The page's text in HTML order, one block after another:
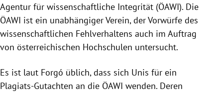
Agentur für wissenschaftliche Integrität (ÖAWI). Die
ÖAWI ist ein unabhängiger Verein, der Vorwürfe des
wissenschaftlichen Fehlverhaltens auch im Auftrag
von österreichischen Hochschulen untersucht.
Es ist laut Forgó üblich, dass sich Unis für ein
Plagiats-Gutachten an die ÖAWI wenden. Deren